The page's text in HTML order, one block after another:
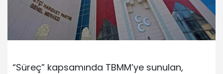
“Süreç” kapsamında TBMM’ye sunulan,